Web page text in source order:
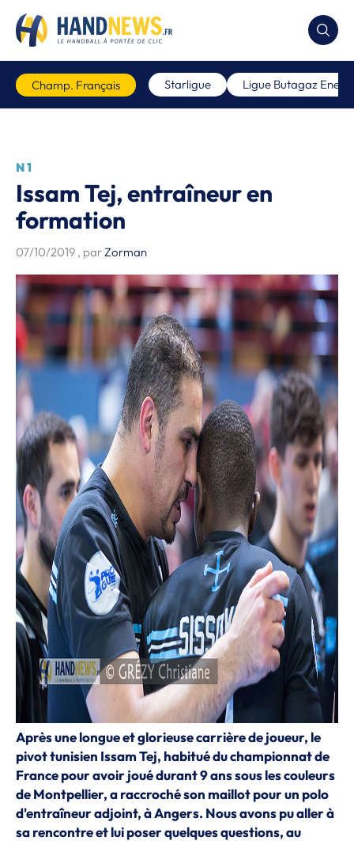
Champ. Français Starligue Ligue Butagaz
N1
Issam Tej, entraîneur en
formation
07/10/2019 , parZorman
Après une longue et glorieuse carrière de joueur, le
pivot tunisien Issam Tej, habitué du championnat de
France pour avoir joué durant 9 ans sous les couleurs
de Montpellier, a raccroché son maillot pour un polo
d'entraîneur adjoint, à Angers. Nous avons pu aller à
sa rencontre et lui poser quelques questions, au